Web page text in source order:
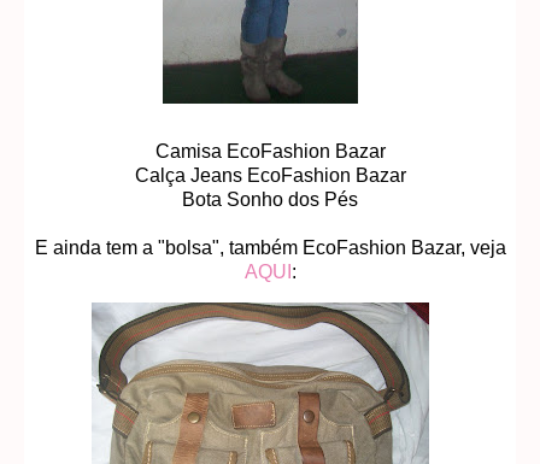
Camisa EcoFashion Bazar
Calça Jeans EcoFashion Bazar
Bota Sonho dos Pés
E ainda tem a "bolsa", também EcoFashion Bazar, veja
AQUI :